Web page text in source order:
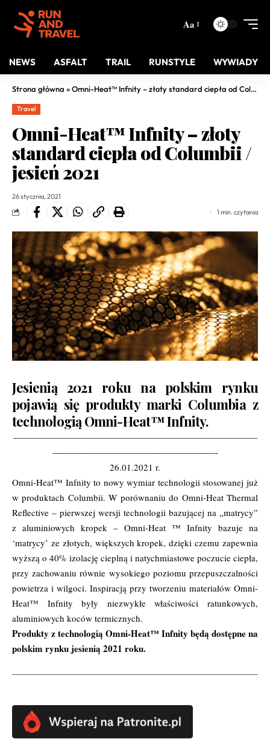
Aa
NEWS ASFALT TRAIL RUNSTYLE WYWIADY
Strona główna »Omni-Heat™ Infnity – złoty standard ciepła od Columbii / jesień 2021
Travel
Omni-Heat™ Infnity – złoty
standard ciepła od Columbii /
jesień 2021
26 stycznia, 2021
1 min. czytania
Jesienią 2021 roku na polskim rynku
pojawią się produkty marki Columbia z
technologią Omni-Heat™ Infnity.
———————————————————————————
——————————————————-
26.01.2021 r.
Omni-Heat™ Infnity to nowy wymiar technologii stosowanej już
w produktach Columbii. W porównaniu do Omni-Heat Thermal
Reflective – pierwszej wersji technologii bazującej na „matrycy”
z aluminiowych kropek – Omni-Heat ™ Infnity bazuje na
‘matrycy’ ze złotych, większych kropek, dzięki czemu zapewnia
wyższą o 40% izolację cieplną i natychmiastowe poczucie ciepła,
przy zachowaniu równie wysokiego poziomu przepuszczalności
powietrza i wilgoci. Inspiracją przy tworzeniu materiałów Omni-
Heat™ Infnity były niezwykłe właściwości ratunkowych,
aluminiowych koców termicznych.
Produkty z technologią Omni-Heat™ Infnity będą dostępne na
polskim rynku jesienią 2021 roku.